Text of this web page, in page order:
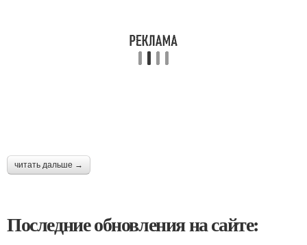
читать дальше →
Последние обновления на сайте: